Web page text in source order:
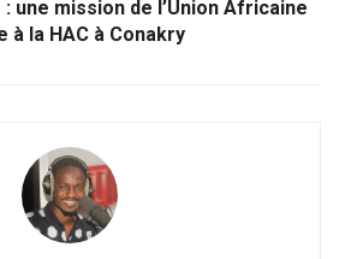
: une mission de l’Union Africaine
à la HAC à Conakry